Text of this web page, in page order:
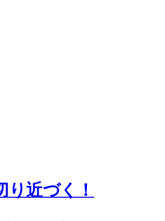
近づく！